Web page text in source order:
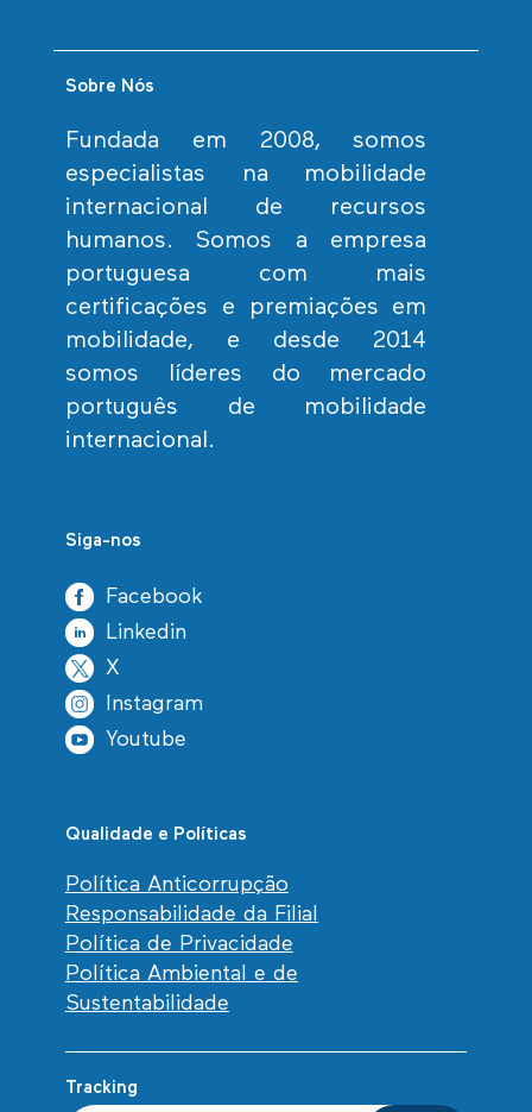
Sobre Nós
Fundada em 2008, somos
especialistas na mobilidade
internacional de recursos
humanos. Somos a empresa
portuguesa com mais
certificações e premiações em
mobilidade, e desde 2014
somos líderes do mercado
português de mobilidade
internacional.
Siga-nos
Facebook
Linkedin
X
Instagram
Youtube
Qualidade e Políticas
Política Anticorrupção
Responsabilidade da Filial
Política de Privacidade
Política Ambiental e de
Sustentabilidade
Tracking